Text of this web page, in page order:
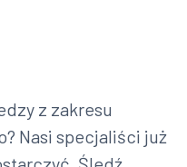
z zakresu
Nasi specjaliści już